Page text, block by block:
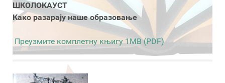
ШКОЛОКАУСТ
Како разарају наше образовање
Преузмите комплетну књигу 1MB (PDF)